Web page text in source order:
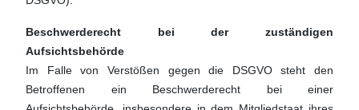
Beschwerderecht bei der zuständigen
Aufsichtsbehörde
Im Falle von Verstößen gegen die DSGVO steht den
Betroffenen ein Beschwerderecht bei einer